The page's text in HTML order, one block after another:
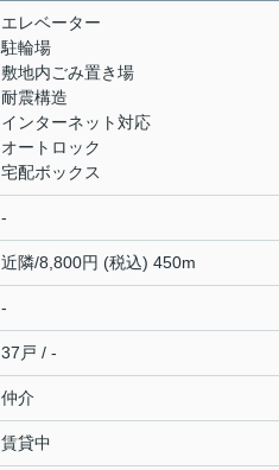
エレベーター
駐輪場
敷地内ごみ置き場
耐震構造
インターネット対応
オートロック
宅配ボックス
-
近隣/8,800円 (税込) 450m
-
37戸 / -
仲介
賃貸中